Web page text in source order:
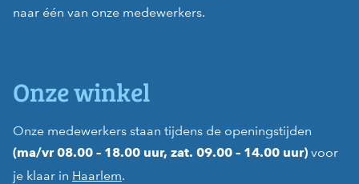
naar één van onze medewerkers.
Onze winkel
Onze medewerkers staan tijdens de openingstijden
(ma/vr 08.00 – 18.00 uur, zat. 09.00 – 14.00 uur) voor
je klaar in Haarlem.